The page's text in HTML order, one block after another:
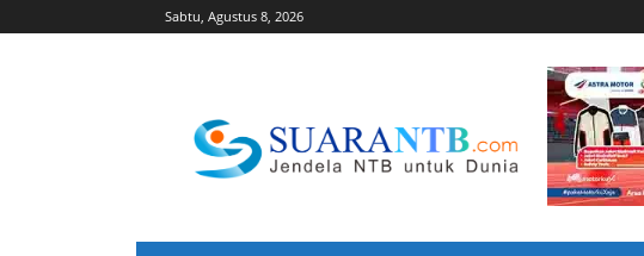
Sabtu, Agustus 8, 2026